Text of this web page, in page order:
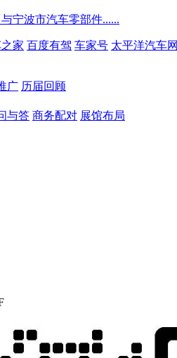
宁波市汽车零部件......
家 百度有驾 车家号 太平洋汽车网
广 历届回顾
与答 商务配对 展馆布局